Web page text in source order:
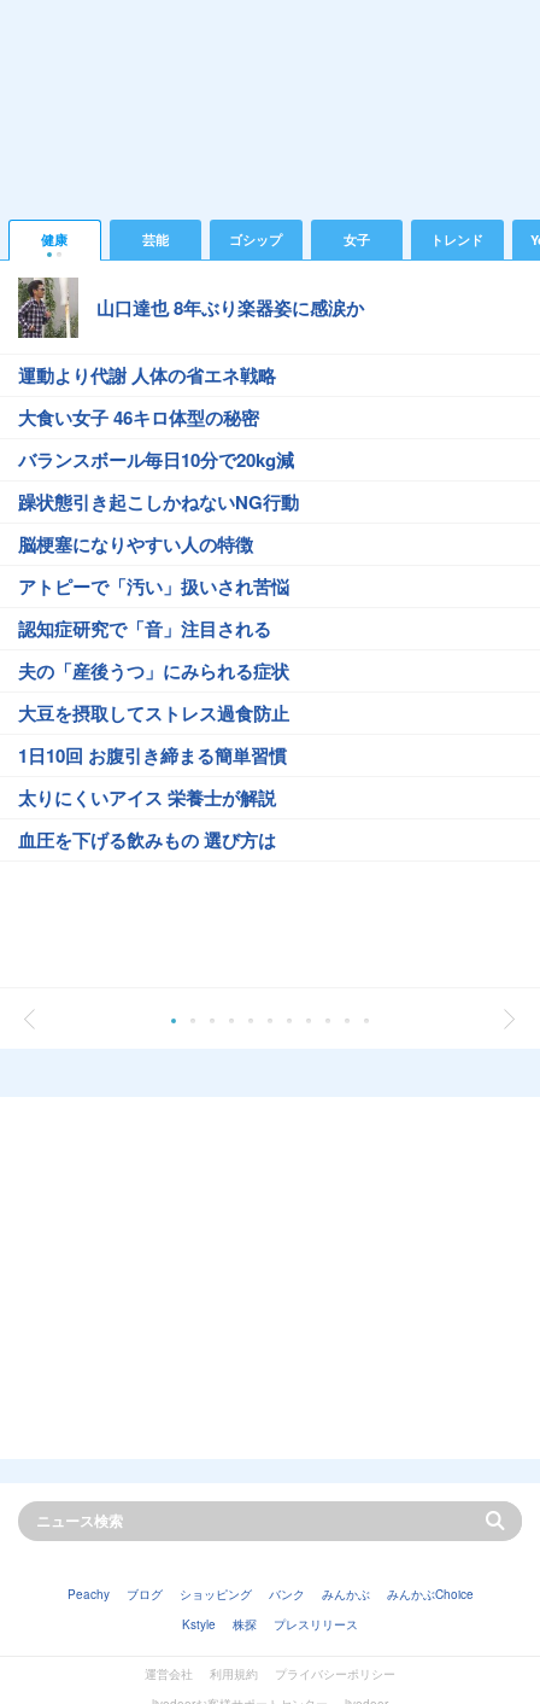
健康 芸能 ゴシップ 女子 トレンド
山口達也 8年ぶり楽器姿に感涙か
運動より代謝 人体の省エネ戦略
大食い女子 46キロ体型の秘密
バランスボール毎日10分で20kg減
躁状態引き起こしかねないNG行動
脳梗塞になりやすい人の特徴
アトピーで「汚い」扱いされ苦悩
認知症研究で「音」注目される
夫の「産後うつ」にみられる症状
大豆を摂取してストレス過食防止
1日10回 お腹引き締まる簡単習慣
太りにくいアイス 栄養士が解説
血圧を下げる飲みもの 選び方は
Peachy ブログ ショッピング バンク みんかぶ
みんかぶChoice
Kstyle
株探 プレスリリース
運営会社 利用規約
プライバシーポリシー